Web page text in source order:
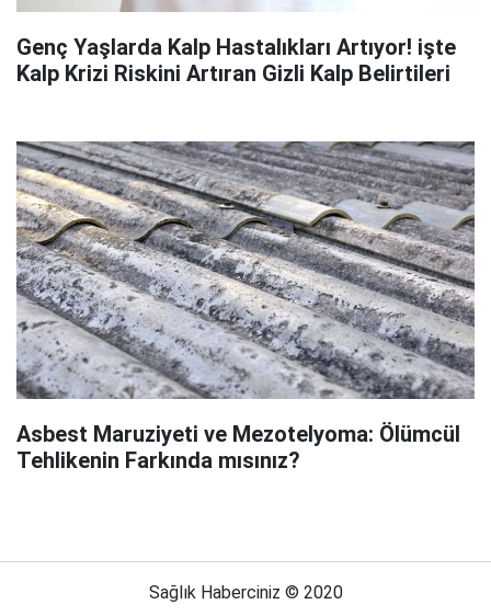
Genç Yaşlarda Kalp Hastalıkları Artıyor! işte
Kalp Krizi Riskini Artıran Gizli Kalp Belirtileri
Asbest Maruziyeti ve Mezotelyoma: Ölümcül
Tehlikenin Farkında mısınız?
Sağlık Haberciniz © 2020